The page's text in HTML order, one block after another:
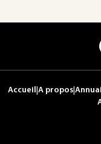
Accueil A propos